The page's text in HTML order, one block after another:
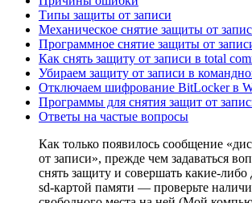
Типы защиты от записи
Механическое снятие защиты от
Программное снятие защиты от
Как снять защиту от записи в total
Убираем защиту от записи в
Отключаем шифрование BitLocker в
Программы для снятия защит от
Ответы на частые вопросы
Как только появилось сообщение
от записи», прежде чем задаваться
снять защиту и совершать какие-либо
sd-картой памяти — проверьте